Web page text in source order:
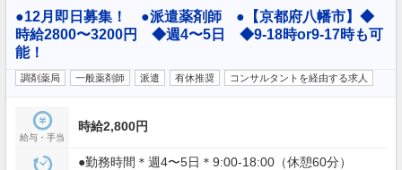
●12月即日募集！ ●派遣薬剤師 ●【京都府八幡市】◆
時給2800〜3200円 ◆週4〜5日 ◆9-18時or9-17時も可
能！
調剤薬局 一般薬剤師 派遣 有休推奨 コンサルタントを経由する求人
給与・手当
時給2,800円
●勤務時間＊週4〜5日＊9:00-18:00（休憩60分）